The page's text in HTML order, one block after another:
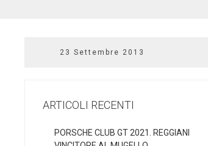
23 Settembre 2013
ARTICOLI RECENTI
PORSCHE CLUB GT 2021. REGGIANI